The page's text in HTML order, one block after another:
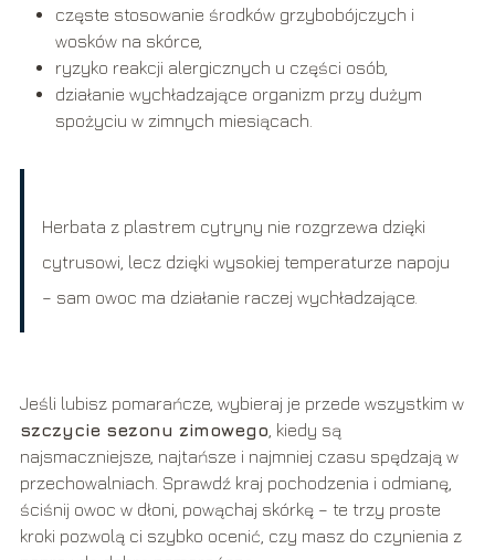
częste stosowanie środków grzybobójczych i
wosków na skórce,
ryzyko reakcji alergicznych u części osób,
działanie wychładzające organizm przy dużym
spożyciu w zimnych miesiącach.
Herbata z plastrem cytryny nie rozgrzewa dzięki
cytrusowi, lecz dzięki wysokiej temperaturze napoju
– sam owoc ma działanie raczej wychładzające.
Jeśli lubisz pomarańcze, wybieraj je przede wszystkim w
szczycie sezonu zimowego , kiedy są
najsmaczniejsze, najtańsze i najmniej czasu spędzają w
przechowalniach. Sprawdź kraj pochodzenia i odmianę,
ściśnij owoc w dłoni, powąchaj skórkę – te trzy proste
kroki pozwolą ci szybko ocenić, czy masz do czynienia z